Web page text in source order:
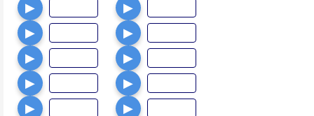
▶
▶
▶
▶
▶
▶
▶
▶
▶
▶